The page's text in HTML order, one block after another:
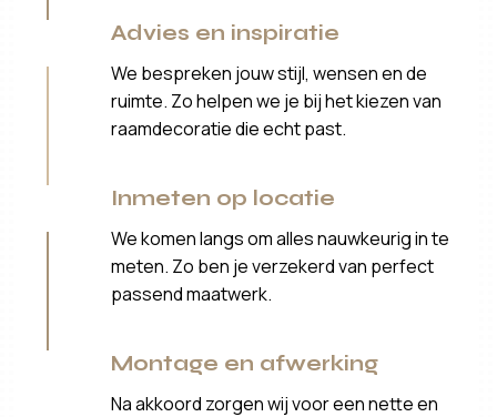
Advies en inspiratie
We bespreken jouw stijl, wensen en de
ruimte. Zo helpen we je bij het kiezen van
raamdecoratie die echt past.
Inmeten op locatie
We komen langs om alles nauwkeurig in te
meten. Zo ben je verzekerd van perfect
passend maatwerk.
Montage en afwerking
Na akkoord zorgen wij voor een nette en